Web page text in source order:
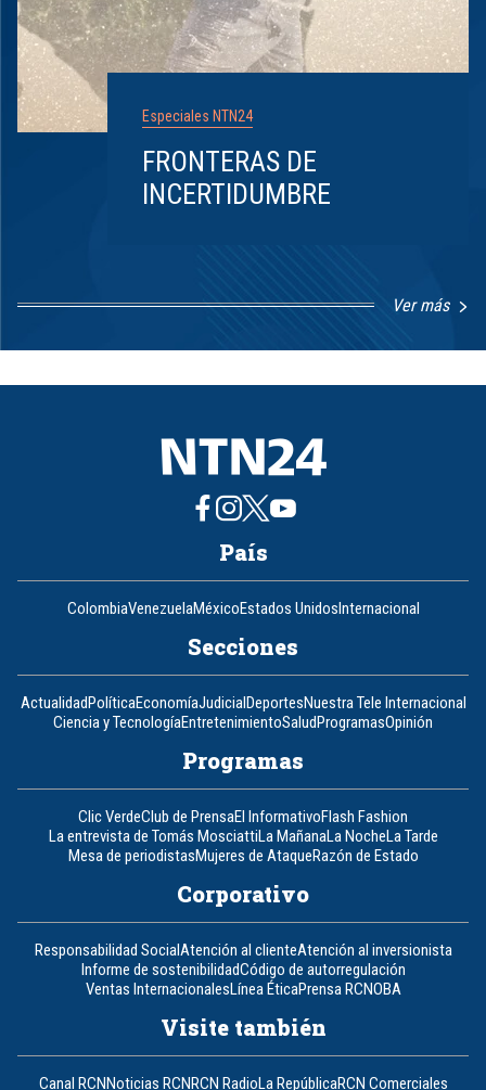
Especiales NTN24
FRONTERAS DE
INCERTIDUMBRE
Ver más
8
País
ColombiaVenezuelaMéxicoEstados UnidosInternacional
Secciones
ActualidadPolíticaEconomíaJudicialDeportesNuestra Tele Internacional
Ciencia y TecnologíaEntretenimientoSaludProgramasOpinión
Programas
Clic VerdeClub de PrensaEl InformativoFlash Fashion
La entrevista de Tomás MosciattiLa MañanaLa NocheLa Tarde
Mesa de periodistasMujeres de AtaqueRazón de Estado
Corporativo
Responsabilidad SocialAtención al clienteAtención al inversionista
Informe de sostenibilidadCódigo de autorregulación
Ventas InternacionalesLínea ÉticaPrensa RCNOBA
Visite también
Canal RCNNoticias RCNRCN RadioLa RepúblicaRCN Comerciales